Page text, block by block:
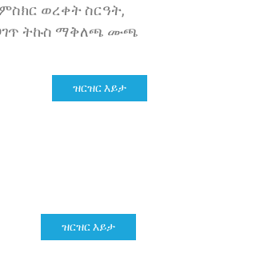
ወረቀት ስርዓት,
ትኩስ ማቅለጫ ሙጫ
ዝርዝር እይታ
ዝርዝር እይታ